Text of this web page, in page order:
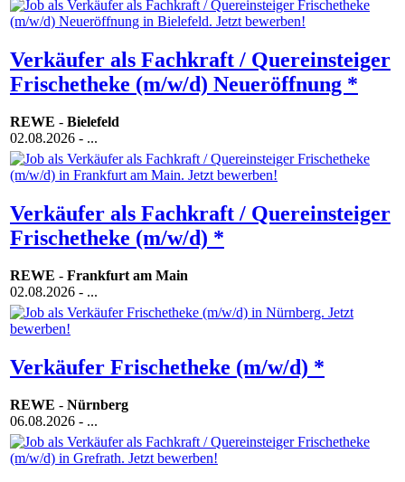
Verkäufer als Fachkraft / Quereinsteiger
Frischetheke (m/w/d) Neueröffnung *
REWE - Bielefeld
02.08.2026 - ...
Verkäufer als Fachkraft / Quereinsteiger
Frischetheke (m/w/d) *
REWE - Frankfurt am Main
02.08.2026 - ...
Verkäufer Frischetheke (m/w/d) *
REWE - Nürnberg
06.08.2026 - ...